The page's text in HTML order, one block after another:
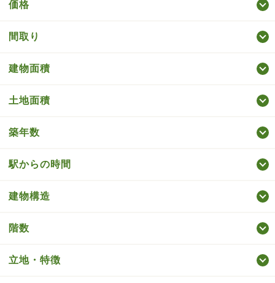
価格
間取り
建物面積
土地面積
築年数
駅からの時間
建物構造
階数
立地・特徴